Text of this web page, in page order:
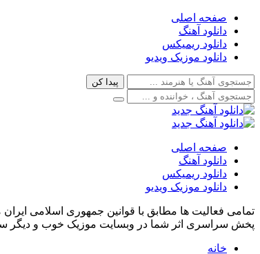
صفحه اصلی
دانلود آهنگ
دانلود ریمیکس
دانلود موزیک ویدیو
صفحه اصلی
دانلود آهنگ
دانلود ریمیکس
دانلود موزیک ویدیو
تمامی فعالیت ها مطابق با قوانین جمهوری اسلامی ایران
پخش سراسری اثر شما در وبسایت موزیک خوب و دیگر
خانه